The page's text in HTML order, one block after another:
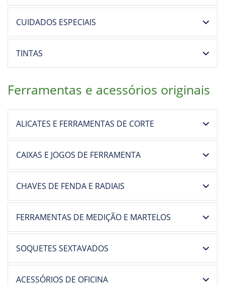
CUIDADOS ESPECIAIS
TINTAS
Ferramentas e acessórios originais
ALICATES E FERRAMENTAS DE CORTE
CAIXAS E JOGOS DE FERRAMENTA
CHAVES DE FENDA E RADIAIS
FERRAMENTAS DE MEDIÇÃO E MARTELOS
SOQUETES SEXTAVADOS
ACESSÓRIOS DE OFICINA